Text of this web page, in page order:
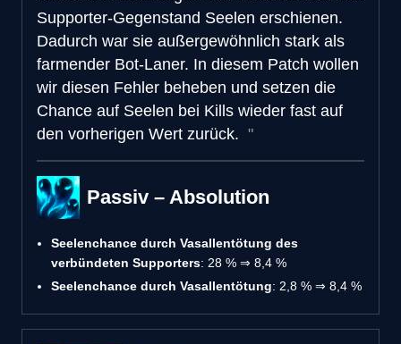
Supporter-Gegenstand Seelen erschienen.
Dadurch war sie außergewöhnlich stark als
farmender Bot-Laner. In diesem Patch wollen
wir diesen Fehler beheben und setzen die
Chance auf Seelen bei Kills wieder fast auf
den vorherigen Wert zurück.
Passiv – Absolution
Seelenchance durch Vasallentötung des
verbündeten Supporters: 28 % ⇒ 8,4 %
Seelenchance durch Vasallentötung: 2,8 % ⇒ 8,4 %